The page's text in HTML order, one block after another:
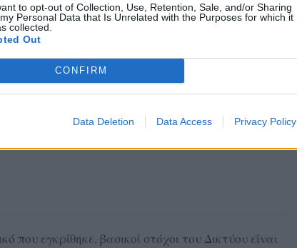
to opt-out of Collection, Use, Retention, Sale, and/or Sharing
Personal Data that Is Unrelated with the Purposes for which it
collected.
Out
CONFIRM
Data Deletion Data Access Privacy Policy
εγκρίθηκε, βασικοί στόχοι του Δικτύου είναι